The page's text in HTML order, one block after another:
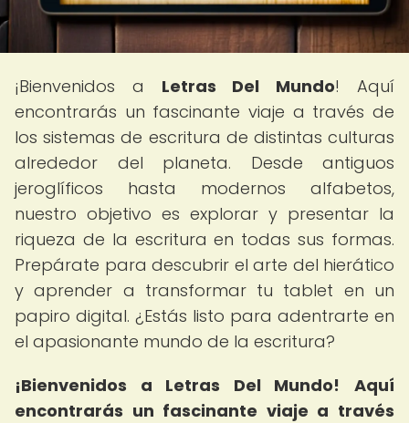
¡Bienvenidos a Letras Del Mundo! Aquí
encontrarás un fascinante viaje a través de
los sistemas de escritura de distintas culturas
alrededor del planeta. Desde antiguos
jeroglíficos hasta modernos alfabetos,
nuestro objetivo es explorar y presentar la
riqueza de la escritura en todas sus formas.
Prepárate para descubrir el arte del hierático
y aprender a transformar tu tablet en un
papiro digital. ¿Estás listo para adentrarte en
el apasionante mundo de la escritura?
¡Bienvenidos a Letras Del Mundo!
Aquí
encontrarás un fascinante viaje a través